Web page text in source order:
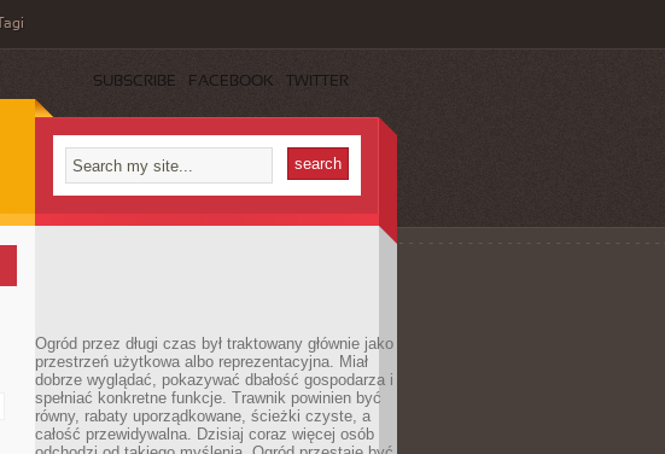
Tagi
SUBSCRIBE FACEBOOK TWITTER
Ogród przez długi czas był traktowany głównie jako
przestrzeń użytkowa albo reprezentacyjna. Miał
dobrze wyglądać, pokazywać dbałość gospodarza i
spełniać konkretne funkcje. Trawnik powinien być
równy, rabaty uporządkowane, ścieżki czyste, a
całość przewidywalna. Dzisiaj coraz więcej osób